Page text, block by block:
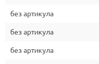
без артикула
без артикула
без артикула